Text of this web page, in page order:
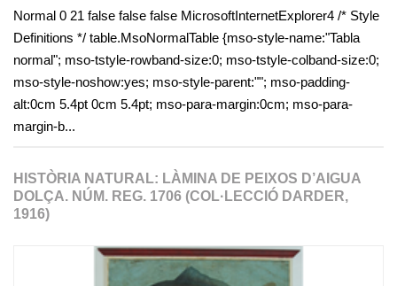
Normal 0 21 false false false MicrosoftInternetExplorer4 /* Style
Definitions */ table.MsoNormalTable {mso-style-name:"Tabla
normal"; mso-tstyle-rowband-size:0; mso-tstyle-colband-size:0;
mso-style-noshow:yes; mso-style-parent:""; mso-padding-
alt:0cm 5.4pt 0cm 5.4pt; mso-para-margin:0cm; mso-para-
margin-b...
HISTÒRIA NATURAL: LÀMINA DE PEIXOS D’AIGUA
DOLÇA. NÚM. REG. 1706 (COL·LECCIÓ DARDER,
1916)